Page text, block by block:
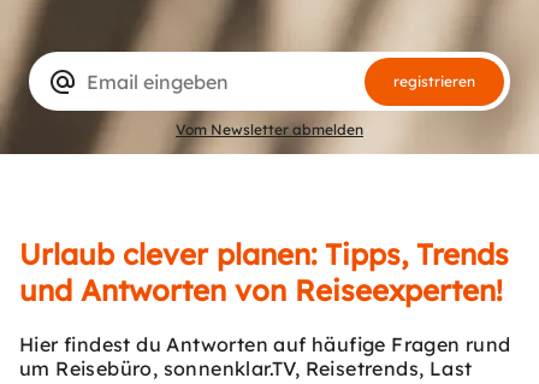
alternate_email registrieren
Vom Newsletter abmelden
Urlaub clever planen: Tipps, Trends
und Antworten von Reiseexperten!
Hier findest du Antworten auf häufige Fragen rund
um Reisebüro, sonnenklar.TV, Reisetrends, Last